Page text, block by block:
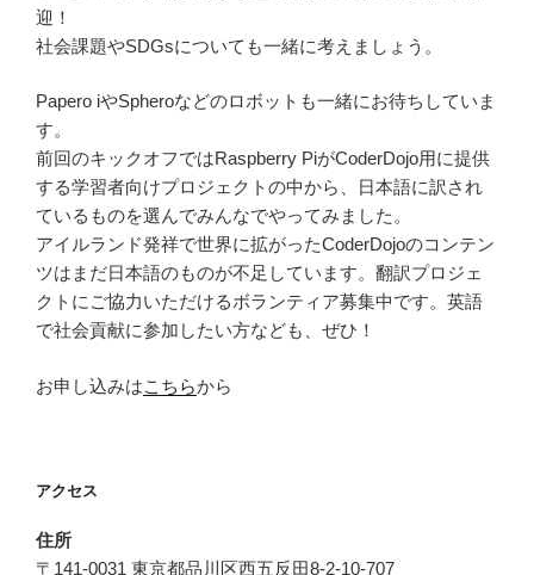
迎！
社会課題やSDGsについても一緒に考えましょう。
Papero iやSpheroなどのロボットも一緒にお待ちしていま
す。
前回のキックオフではRaspberry PiがCoderDojo用に提供
する学習者向けプロジェクトの中から、日本語に訳され
ているものを選んでみんなでやってみました。
アイルランド発祥で世界に拡がったCoderDojoのコンテン
ツはまだ日本語のものが不足しています。翻訳プロジェ
クトにご協力いただけるボランティア募集中です。英語
で社会貢献に参加したい方なども、ぜひ！
お申し込みはこちらから
アクセス
住所
〒141-0031 東京都品川区西五反田8-2-10-707